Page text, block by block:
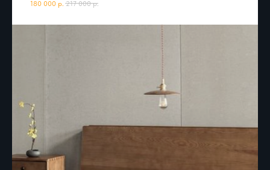
180 000 р. 217 000 р.